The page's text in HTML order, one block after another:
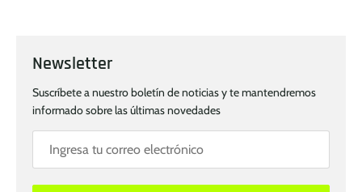
Newsletter
Suscríbete a nuestro boletín de noticias y te mantendremos
informado sobre las últimas novedades